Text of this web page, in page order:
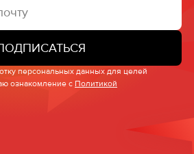
персональных данных для целей
ознакомление с Политикой